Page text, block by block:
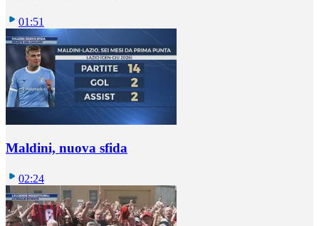
01:51
Maldini, nuova sfida
02:24